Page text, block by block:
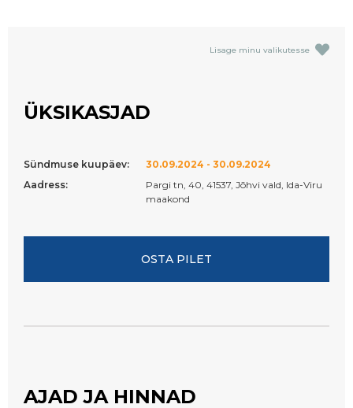
Lisage minu valikutesse
ÜKSIKASJAD
Sündmuse kuupäev:
30.09.2024 - 30.09.2024
Aadress:
Pargi tn, 40, 41537, Jõhvi vald, Ida-Viru
maakond
OSTA PILET
AJAD JA HINNAD